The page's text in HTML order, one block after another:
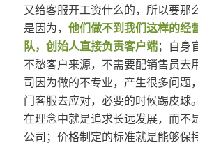
又给客服开工资什么的，所以要那
是因为， 他们做不到我们这样的经
队，创始人直接负责客户端；自身
不愁客户来源，不需要配销售员去
司因为做的不专业，产生很多问题
门客服去应对，必要的时候踢皮球
在理念中就是追求长远发展，而不
公司；价格制定的标准就是能够保